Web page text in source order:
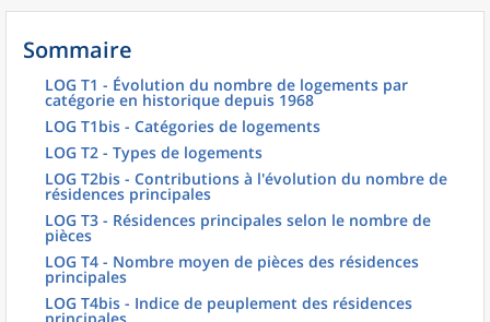
Sommaire
LOG T1 - Évolution du nombre de logements par
catégorie en historique depuis 1968
LOG T1bis - Catégories de logements
LOG T2 - Types de logements
LOG T2bis - Contributions à l'évolution du nombre de
résidences principales
LOG T3 - Résidences principales selon le nombre de
pièces
LOG T4 - Nombre moyen de pièces des résidences
principales
LOG T4bis - Indice de peuplement des résidences